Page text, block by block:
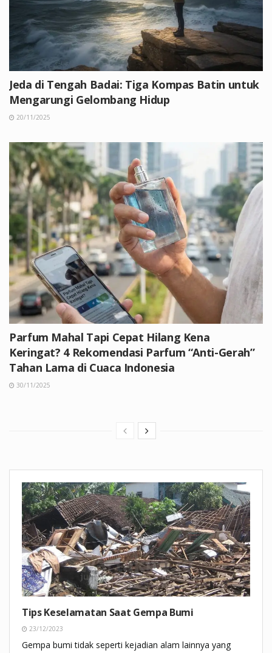
Jeda di Tengah Badai: Tiga Kompas Batin untuk
Mengarungi Gelombang Hidup
20/11/2025
Parfum Mahal Tapi Cepat Hilang Kena
Keringat? 4 Rekomendasi Parfum “Anti-Gerah”
Tahan Lama di Cuaca Indonesia
30/11/2025
Tips Keselamatan Saat Gempa Bumi
23/12/2023
Gempa bumi tidak seperti kejadian alam lainnya yang